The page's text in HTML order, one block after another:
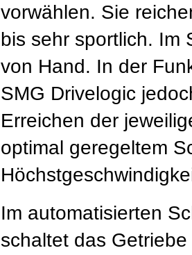
vorwählen. Sie
bis sehr sportlich. Im
von Hand. In der
SMG Drivelogic
Erreichen der
optimal geregeltem
Im automatisierten
schaltet das